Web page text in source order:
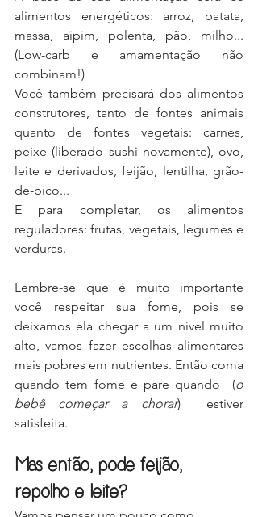
alimentos energéticos: arroz, batata,
massa, aipim, polenta, pão, milho...
(Low-carb e amamentação não
combinam!)
Você também precisará dos alimentos
construtores, tanto de fontes animais
quanto de fontes vegetais: carnes,
peixe (liberado sushi novamente), ovo,
leite e derivados, feijão, lentilha, grão-
de-bico...
E para completar, os alimentos
reguladores: frutas, vegetais, legumes e
verduras.
Lembre-se que é muito importante
você respeitar sua fome, pois se
deixamos ela chegar a um nível muito
alto, vamos fazer escolhas alimentares
mais pobres em nutrientes. Então coma
quando tem fome e pare quando  (o
bebê começar a chorar)  estiver
satisfeita.
Mas então, pode feijão,
repolho e leite?